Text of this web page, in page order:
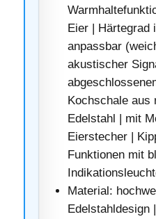
Eier | Härtegrad
anpassbar
akustischer
Kochschale aus
Edelstahl | mit
Eierstecher |
Funktionen mit
Material:
Edelstahldesign